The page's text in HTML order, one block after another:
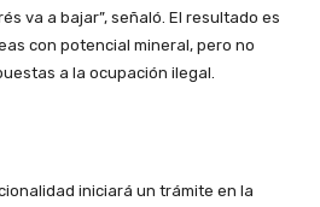
va a bajar”, señaló. El resultado es
con potencial mineral, pero no
a la ocupación ilegal.
iniciará un trámite en la